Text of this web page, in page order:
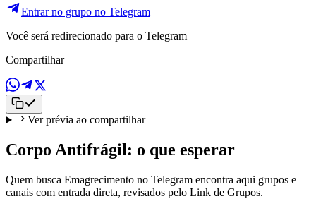
Entrar no grupo no Telegram
Você será redirecionado para o Telegram
Compartilhar
Ver prévia ao compartilhar
Corpo Antifrágil: o que esperar
Quem busca Emagrecimento no Telegram encontra aqui grupos e
canais com entrada direta, revisados pelo Link de Grupos.